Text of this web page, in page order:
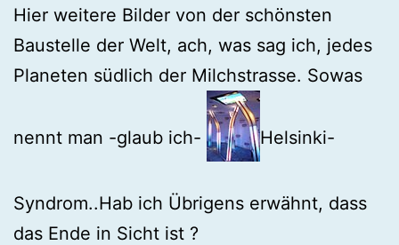
Hier weitere Bilder von der schönsten
Baustelle der Welt, ach, was sag ich, jedes
Planeten südlich der Milchstrasse. Sowas
nennt man -glaub ich- Helsinki-
Syndrom..Hab ich Übrigens erwähnt, dass
das Ende in Sicht ist ?